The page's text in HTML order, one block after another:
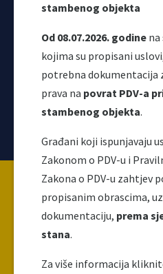
stambenog objekta
Od 08.07.2026. godine na
kojima su propisani
potrebna dokumentacija
prava na povrat PDV-a
stambenog objekta.
Građani koji ispunjavaju
Zakonom o PDV-u i
Zakona o PDV-u zahtjev
propisanim obrascima,
dokumentaciju, prema
stana.
Za više informacija
Korisni linkovi
Copyright ©2026 Uprava
finansijsku podršku